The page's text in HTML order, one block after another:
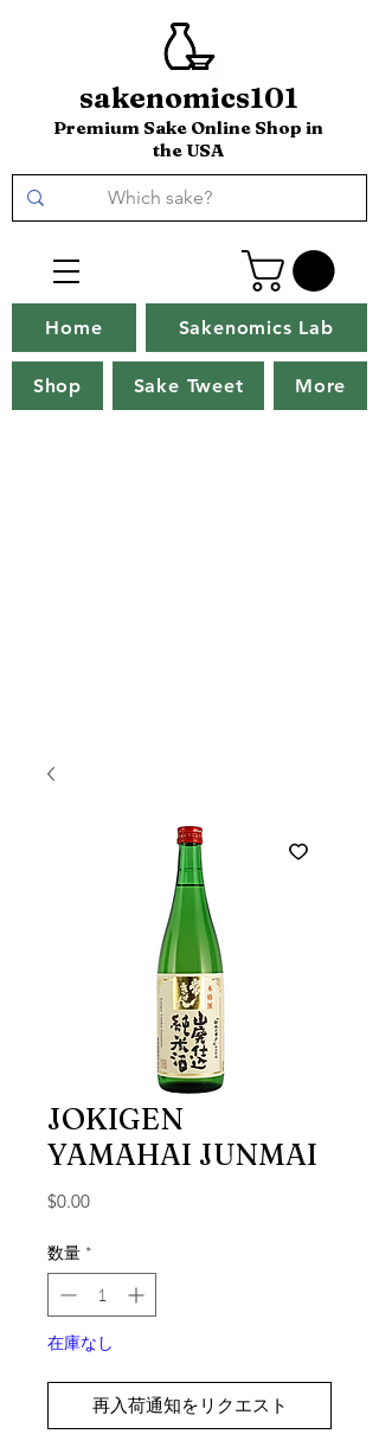
sakenomics101
Premium Sake Online Shop in
the USA
Home Sakenomics Lab
Shop Sake Tweet More
JOKIGEN
YAMAHAI JUNMAI
$0.00価格
数量 *
在庫なし
再入荷通知をリクエスト